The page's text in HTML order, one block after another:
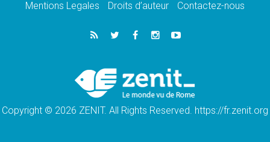
lancement des «dix jours de prière pour la
06.08.2026
Préparatifs des JMJ 2027 à Séoul: «c'est
Chrétiens et confucéens: respect et sagesse
pour relever les «défis urgents»
Mentions Legales
Droits d’auteur Contactez-nous
Copyright © 2026 ZENIT. All Rights Reserved. https://fr.zenit.org